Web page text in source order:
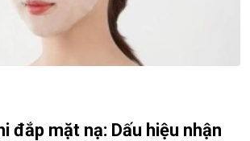
đắp mặt nạ: Dấu hiệu nhận